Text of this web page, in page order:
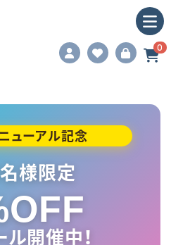
0
ューアル記念
様限定
開催中！